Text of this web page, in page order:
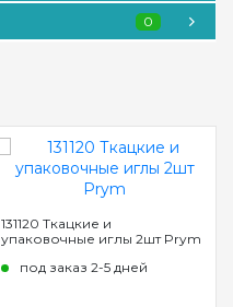
0
131120 Ткацкие и
упаковочные иглы 2шт Prym
под заказ 2-5 дней